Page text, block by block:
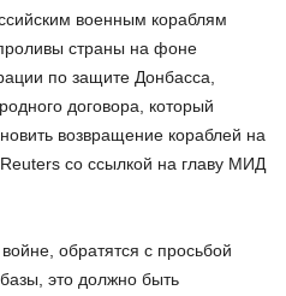
военным кораблям
страны на фоне
по защите Донбасса,
договора, который
возвращение кораблей на
со ссылкой на главу МИД
обратятся с просьбой
это должно быть